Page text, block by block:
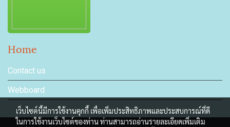
Home
Contact us
Webboard
เว็บไซต์นี้มีการใช้งานคุกกี้ เพื่อเพิ่มประสิทธิภาพและประสบการณ์ที่ดี
ในการใช้งานเว็บไซต์ของท่าน ท่านสามารถอ่านรายละเอียดเพิ่มเติม